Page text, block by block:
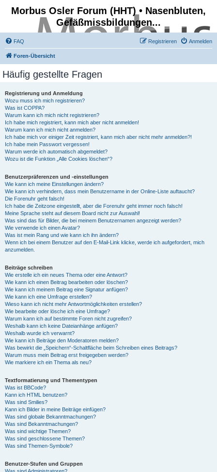
Morbus Osler Forum (HHT) • Nasenbluten,
Gefäßmissbildungen...
FAQ Anmelden
Registrieren
Foren-Übersicht
Häufig gestellte Fragen
Registrierung und Anmeldung
Wozu muss ich mich registrieren?
Was ist COPPA?
Warum kann ich mich nicht registrieren?
Ich habe mich registriert, kann mich aber nicht anmelden!
Warum kann ich mich nicht anmelden?
Ich habe mich vor einiger Zeit registriert, kann mich aber nicht mehr anmelden?!
Ich habe mein Passwort vergessen!
Warum werde ich automatisch abgemeldet?
Wozu ist die Funktion „Alle Cookies löschen“?
Benutzerpräferenzen und -einstellungen
Wie kann ich meine Einstellungen ändern?
Wie kann ich verhindern, dass mein Benutzername in der Online-Liste auftaucht?
Die Forenuhr geht falsch!
Ich habe die Zeitzone eingestellt, aber die Forenuhr geht immer noch falsch!
Meine Sprache steht auf diesem Board nicht zur Auswahl!
Was sind das für Bilder, die bei meinem Benutzernamen angezeigt werden?
Wie verwende ich einen Avatar?
Was ist mein Rang und wie kann ich ihn ändern?
Wenn ich bei einem Benutzer auf den E-Mail-Link klicke, werde ich aufgefordert, mich
anzumelden.
Beiträge schreiben
Wie erstelle ich ein neues Thema oder eine Antwort?
Wie kann ich einen Beitrag bearbeiten oder löschen?
Wie kann ich meinem Beitrag eine Signatur anfügen?
Wie kann ich eine Umfrage erstellen?
Wieso kann ich nicht mehr Antwortmöglichkeiten erstellen?
Wie bearbeite oder lösche ich eine Umfrage?
Warum kann ich auf bestimmte Foren nicht zugreifen?
Weshalb kann ich keine Dateianhänge anfügen?
Weshalb wurde ich verwarnt?
Wie kann ich Beiträge den Moderatoren melden?
Was bewirkt die „Speichern“-Schaltfläche beim Schreiben eines Beitrags?
Warum muss mein Beitrag erst freigegeben werden?
Wie markiere ich ein Thema als neu?
Textformatierung und Thementypen
Was ist BBCode?
Kann ich HTML benutzen?
Was sind Smilies?
Kann ich Bilder in meine Beiträge einfügen?
Was sind globale Bekanntmachungen?
Was sind Bekanntmachungen?
Was sind wichtige Themen?
Was sind geschlossene Themen?
Was sind Themen-Symbole?
Benutzer-Stufen und Gruppen